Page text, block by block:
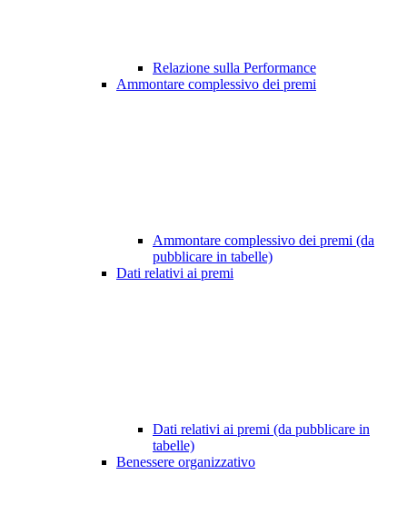
Relazione sulla Performance
Ammontare complessivo dei premi
Ammontare complessivo dei premi (da
pubblicare in tabelle)
Dati relativi ai premi
Dati relativi ai premi (da pubblicare in
tabelle)
Benessere organizzativo